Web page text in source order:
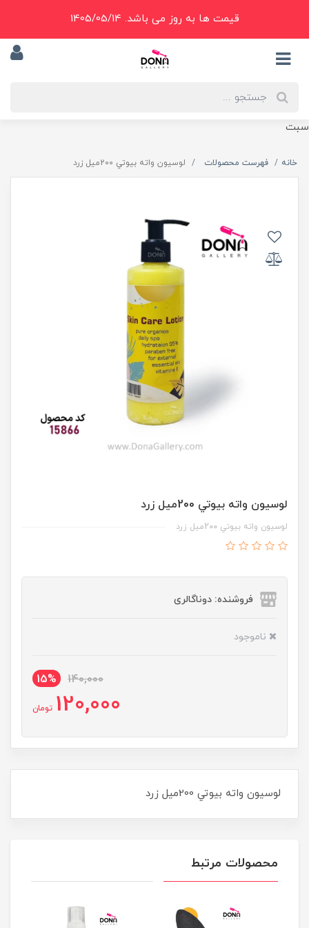
سبت
قیمت ها به روز می باشد. 1405/05/14
خانه فهرست محصولات لوسيون واته بيوتي 200ميل زرد
لوسيون واته بيوتي 200ميل زرد
لوسيون واته بيوتي 200ميل زرد
فروشنده: دوناگالری
ناموجود
140,000
15%
120,000 تومان
لوسيون واته بيوتي 200ميل زرد
محصولات مرتبط